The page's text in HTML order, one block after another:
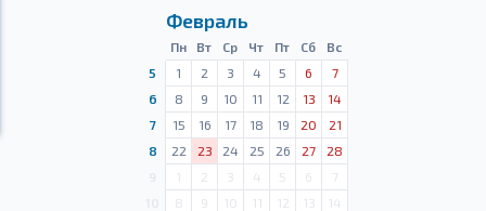
Февраль
Пн Вт Ср Чт Пт Сб
Вс
5
1 2 3 4 5 6
7
6
8 9 10 11 12 13
14
7
15 16 17 18 19 20
21
8
22 23 24 25 26 27
28
1 2 3 4 5 6
7
8 9 10 11 12 13 14